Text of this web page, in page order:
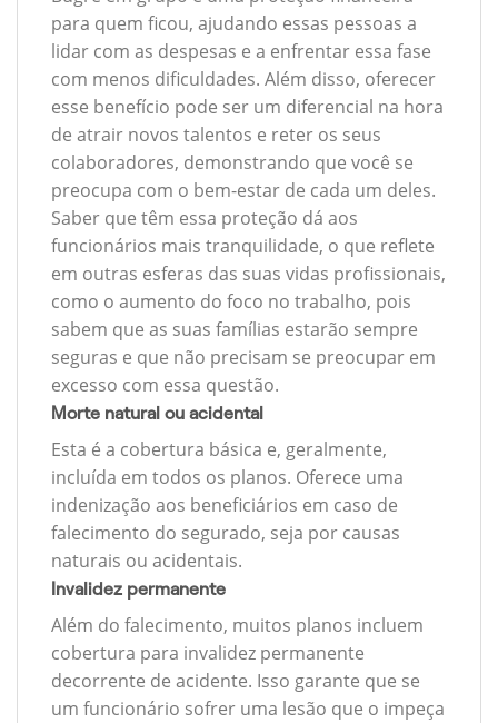
para quem ficou, ajudando essas pessoas a
lidar com as despesas e a enfrentar essa fase
com menos dificuldades. Além disso, oferecer
esse benefício pode ser um diferencial na hora
de atrair novos talentos e reter os seus
colaboradores, demonstrando que você se
preocupa com o bem-estar de cada um deles.
Saber que têm essa proteção dá aos
funcionários mais tranquilidade, o que reflete
em outras esferas das suas vidas profissionais,
como o aumento do foco no trabalho, pois
sabem que as suas famílias estarão sempre
seguras e que não precisam se preocupar em
excesso com essa questão.
Morte natural ou acidental
Esta é a cobertura básica e, geralmente,
incluída em todos os planos. Oferece uma
indenização aos beneficiários em caso de
falecimento do segurado, seja por causas
naturais ou acidentais.
Invalidez permanente
Além do falecimento, muitos planos incluem
cobertura para invalidez permanente
decorrente de acidente. Isso garante que se
um funcionário sofrer uma lesão que o impeça